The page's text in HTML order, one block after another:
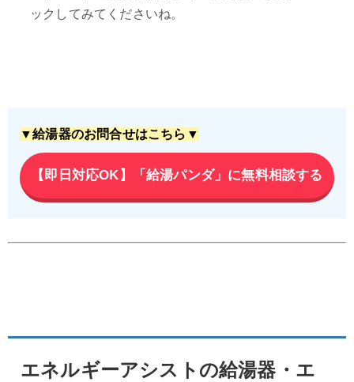
ックしてみてくださいね。
▼給湯器のお問合せはこちら▼
【即日対応OK】「給湯パンダ」に無料相談する
エネルギーアシストの給湯器・エ